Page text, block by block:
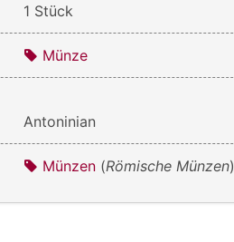
1 Stück
Münze
Antoninian
Münzen (Römische Münzen)